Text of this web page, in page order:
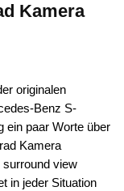
Kamera
originalen
Benz S-
ein paar Worte über
Kamera
view
in jeder Situation